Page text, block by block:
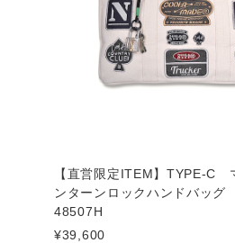
【直営限定ITEM】TYPE-C
ンターンロックハンドバッ
48507H
¥39,600